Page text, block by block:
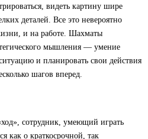
видеть картину шире
деталей. Все это невероятно
и на работе. Шахматы
мышления — умение
и планировать свои действия
шагов вперед.
сотрудник, умеющий играть
как о краткосрочной, так